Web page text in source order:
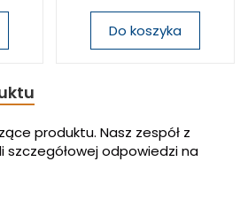
Do koszyka
produktu. Nasz zespół z
szczegółowej odpowiedzi na